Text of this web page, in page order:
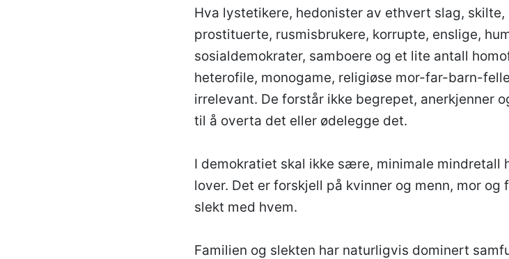
Hva lystetikere, hedonister av ethvert slag,
prostituerte, rusmisbrukere, korrupte, enslige,
sosialdemokrater, samboere og et lite antall
heterofile, monogame, religiøse mor-far-barn-
irrelevant. De forstår ikke begrepet, anerkjenner
til å overta det eller ødelegge det.
I demokratiet skal ikke sære, minimale mindretall
lover. Det er forskjell på kvinner og menn, mor og
slekt med hvem.
Familien og slekten har naturligvis dominert